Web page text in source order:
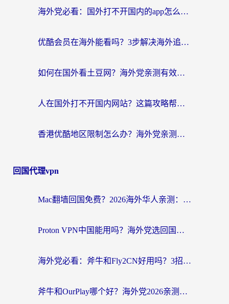
海外党必看：国外打不开国内的app怎么办？3步解决你的乡愁
优酷会员在海外能看吗？3步解决海外追剧难题，附实测好用加速器推荐
如何在国外看土豆网？海外党亲测有效的追剧加速器选择指南
人在国外打不开国内网站？这篇攻略帮你无缝解锁国内资源（附交管12123使用技巧）
香港优酷地区限制怎么办？海外党亲测有效的追剧解决方案
回国代理vpn
Mac翻墙回国免费？2026海外华人亲测：从CCTV5直播到国内APP，这样选加速器才靠谱
Proton VPN中国能用吗？海外党选回国加速器的避坑指南（附番茄加速器实测）
海外党必看：斧牛和Fly2CN好用吗？3招教你选对回国加速器（附免费试用攻略）
斧牛和OurPlay哪个好？海外党2026亲测：选对加速器，国内资源秒加载